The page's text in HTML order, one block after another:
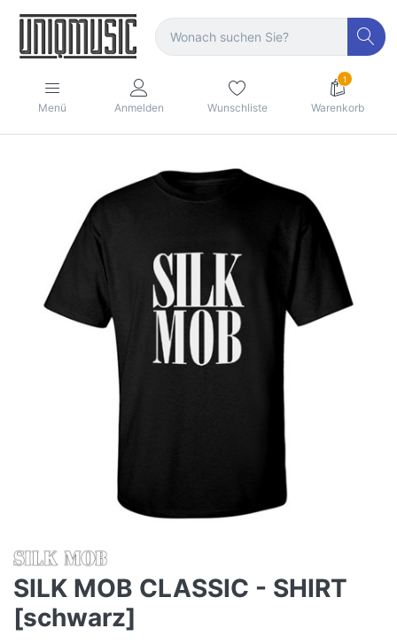
Menü Anmelden Wunschliste
1
Warenkorb
SILK MOB CLASSIC - SHIRT
[schwarz]